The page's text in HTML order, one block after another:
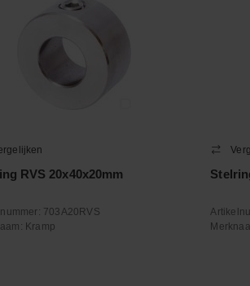
RVS 20x40x20mm
703A20RVS
Kramp